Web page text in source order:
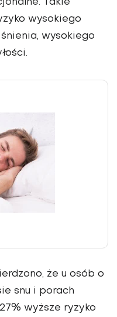
Takie
wysokiego
wysokiego
że u osób o
snu i porach
wyższe ryzyko